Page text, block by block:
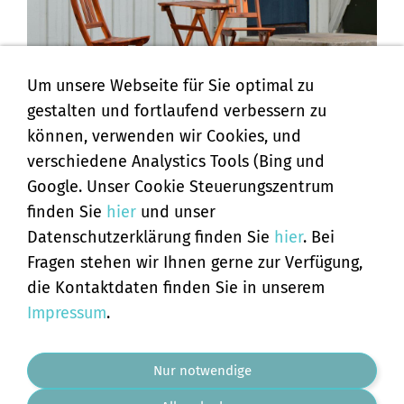
PENDELKURS IM ELSTER STÜBLE
AGB
Versand & Zahlung
Hinweis
Datenschutzerklärung
Um unsere Webseite für Sie optimal zu
gestalten und fortlaufend verbessern zu
können, verwenden wir Cookies, und
verschiedene Analystics Tools (Bing und
Google. Unser Cookie Steuerungszentrum
finden Sie hier und unser
Datenschutzerklärung finden Sie hier. Bei
Fragen stehen wir Ihnen gerne zur Verfügung,
die Kontaktdaten finden Sie in unserem
Impressum.
Nur notwendige